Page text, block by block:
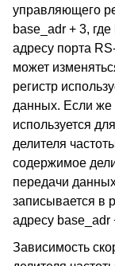
управляющего
base_adr + 3,
адресу порта
может
регистр
данных. Если же
используется
делителя
содержимое
передачи
записывается в
адресу base_adr
Зависимость